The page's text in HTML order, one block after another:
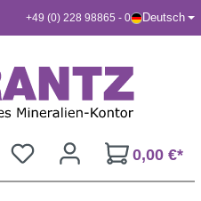
+49 (0) 228 98865 - 0 Deutsch
0,00 €*